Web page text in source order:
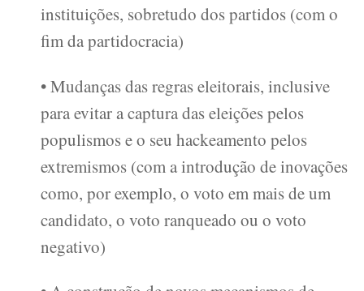
instituições, sobretudo dos partidos (com o
fim da partidocracia)
• Mudanças das regras eleitorais, inclusive
para evitar a captura das eleições pelos
populismos e o seu hackeamento pelos
extremismos (com a introdução de inovações
como, por exemplo, o voto em mais de um
candidato, o voto ranqueado ou o voto
negativo)